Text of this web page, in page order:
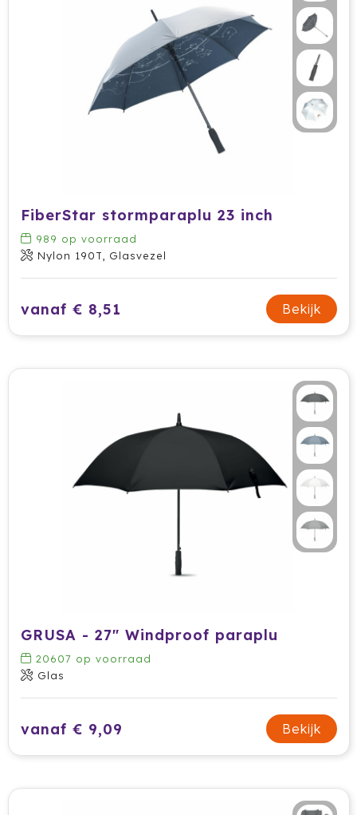
FiberStar stormparaplu 23 inch
989 op voorraad
Nylon 190T, Glasvezel
vanaf € 8,51 Bekijk
GRUSA - 27" Windproof paraplu
20607 op voorraad
Glas
vanaf € 9,09 Bekijk